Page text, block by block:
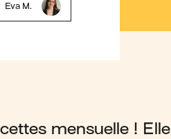
Eva M.
mensuelle ! Elle